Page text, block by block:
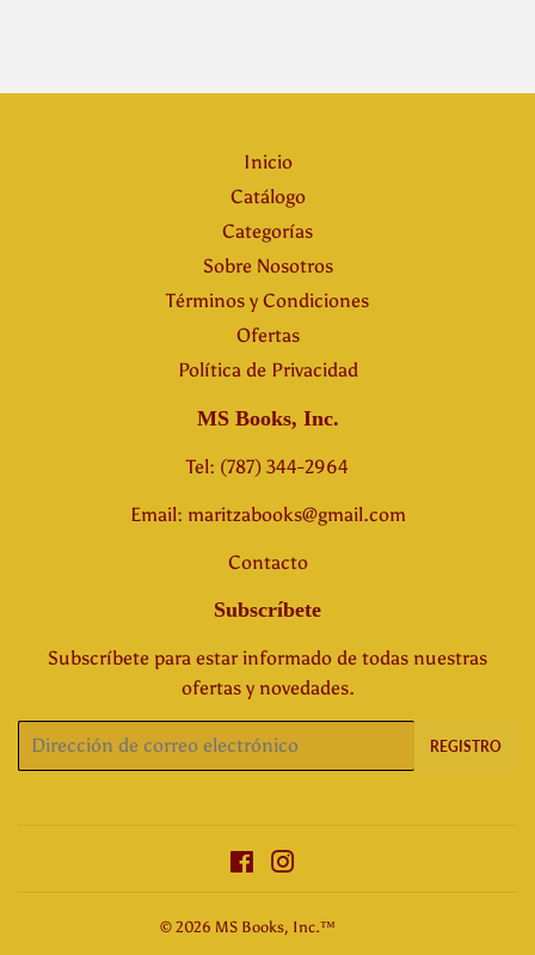
Inicio
Catálogo
Categorías
Sobre Nosotros
Términos y Condiciones
Ofertas
Política de Privacidad
MS Books, Inc.
Tel: (787) 344-2964
Email: maritzabooks@gmail.com
Contacto
Subscríbete
Subscríbete para estar informado de todas nuestras
ofertas y novedades.
Correo
REGISTRO
Facebook
© 2026 MS Books, Inc.™